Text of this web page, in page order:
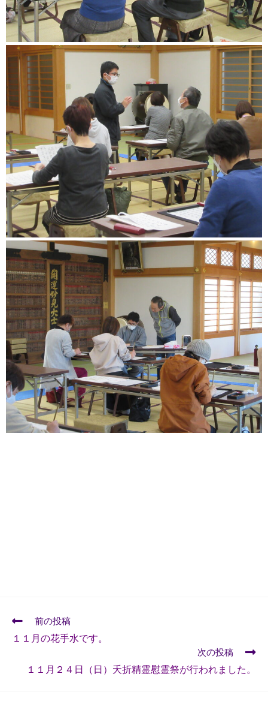
前の投稿
１１月の花手水です。
次の投稿
１１月２４日（日）夭折精霊慰霊祭が行われました。